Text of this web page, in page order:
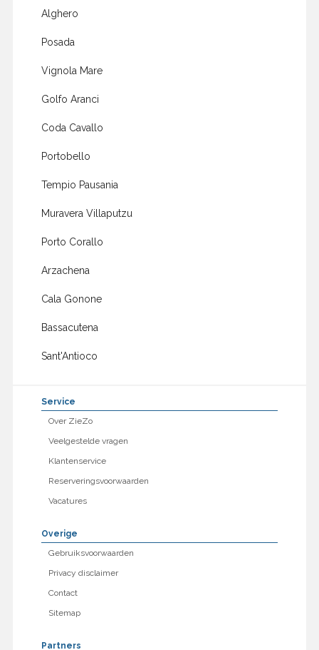
Alghero
Posada
Vignola Mare
Golfo Aranci
Coda Cavallo
Portobello
Tempio Pausania
Muravera Villaputzu
Porto Corallo
Arzachena
Cala Gonone
Bassacutena
Sant'Antioco
Service
Over ZieZo
Veelgestelde vragen
Klantenservice
Reserveringsvoorwaarden
Vacatures
Overige
Gebruiksvoorwaarden
Privacy disclaimer
Contact
Sitemap
Partners